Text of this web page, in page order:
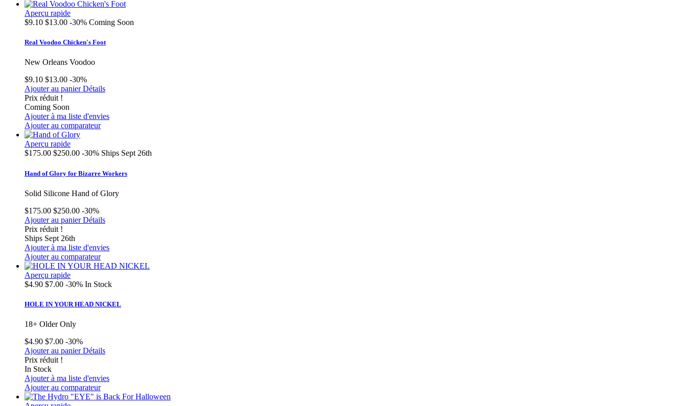
Aperçu rapide
$9.10 $13.00 -30% Coming Soon
Real Voodoo Chicken's Foot
New Orleans Voodoo
$9.10 $13.00 -30%
Ajouter au panier Détails
Prix réduit !
Coming Soon
Ajouter à ma liste d'envies
Ajouter au comparateur
Aperçu rapide
$175.00 $250.00 -30% Ships Sept 26th
Hand of Glory for Bizarre Workers
Solid Silicone Hand of Glory
$175.00 $250.00 -30%
Ajouter au panier Détails
Prix réduit !
Ships Sept 26th
Ajouter à ma liste d'envies
Ajouter au comparateur
Aperçu rapide
$4.90 $7.00 -30% In Stock
HOLE IN YOUR HEAD NICKEL
18+ Older Only
$4.90 $7.00 -30%
Ajouter au panier Détails
Prix réduit !
In Stock
Ajouter à ma liste d'envies
Ajouter au comparateur